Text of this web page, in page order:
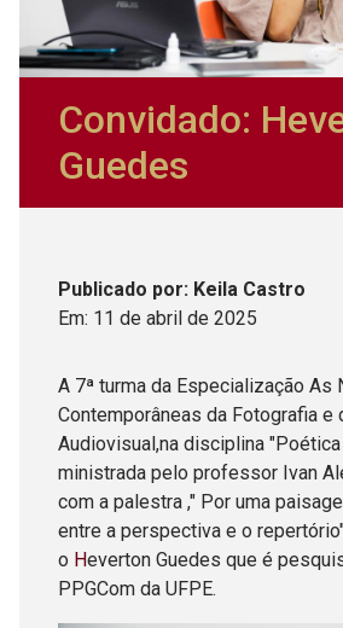
Convidado:
Guedes
Publicado por: Keila Castro
Em: 11 de abril de 2025
A 7ª turma da Especialização As
Contemporâneas da Fotografia e
Audiovisual,na disciplina
ministrada pelo professor Ivan
com a palestra ," Por uma
entre a perspectiva e o
o Heverton Guedes que é
PPGCom da UFPE.